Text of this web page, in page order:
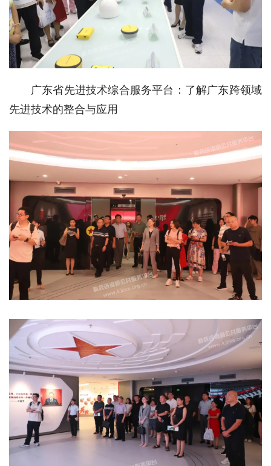
广东省先进技术综合服务平台：了解广东跨领域
先进技术的整合与应用